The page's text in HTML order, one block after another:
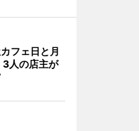
フェ日と月
人の店主が